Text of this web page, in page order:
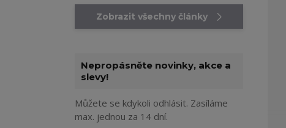
Zobrazit všechny články
Nepropásněte novinky, akce a
slevy!
Můžete se kdykoli odhlásit. Zasíláme
max. jednou za 14 dní.